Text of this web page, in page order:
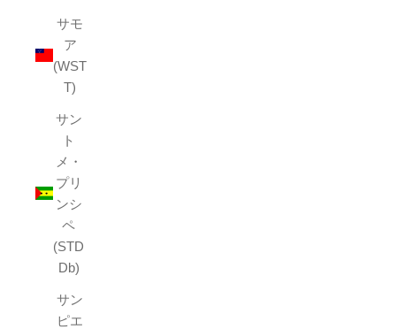
サモ
ア
(WST
T)
サン
ト
メ・
プリ
ンシ
ペ
(STD
Db)
サン
ピエ